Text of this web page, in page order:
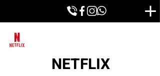
NETFLIX